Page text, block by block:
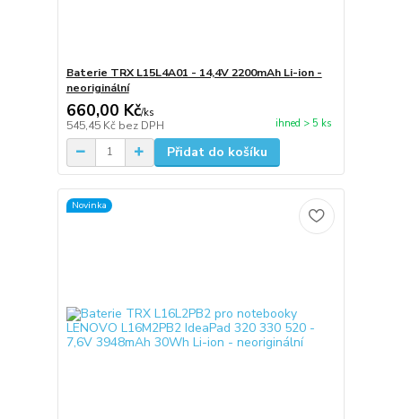
Baterie TRX L15L4A01 - 14,4V 2200mAh Li-ion -
neoriginální
660,00 Kč/ks
545,45 Kč bez DPH ihned > 5 ks
Přidat do košíku
Novinka